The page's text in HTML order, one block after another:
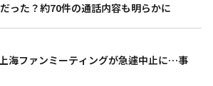
った？約70件の通話内容も明らかに
海ファンミーティングが急遽中止に…事